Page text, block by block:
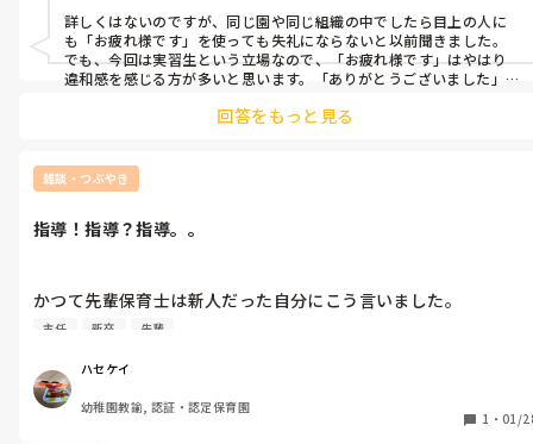
。。あれから１週間。
『戻ってまいりました！今日からまたよろしくお願い致しま
『おかえり。復活、ありがとう。』
『どういたしまして！あ、壁面考えてきました！』
『いやいや、ちゃんと見てください！（笑）』
世の中、こんな漫画みたいな保育士コンビもいますってことで。
詳しくはないのですが、同じ園や同じ組織の中でしたら目上の人に
も「お疲れ様です」を使っても失礼にならないと以前聞きました。
でも、今回は実習生という立場なので、「お疲れ様です」はやはり
違和感を感じる方が多いと思います。「ありがとうございました」
回答をもっと見る
雑談・つぶやき
指導！指導？指導。。
かつて先輩保育士は新人だった自分にこう言いました。
『今の時代ってYouTubeでも本でも保育のネタすぐ見つかるか
『自分達は先輩にこんな指導しかしてもらえなかった、だから指
導の仕方が分からない。』
主任 新卒 先輩
ハセケイ
幼稚園教諭, 認証・認定保育園
1 ・ 01/